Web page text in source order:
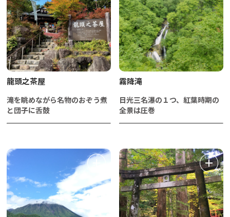
龍頭之茶屋
滝を眺めながら名物のおぞう煮
と団子に舌鼓
霧降滝
日光三名瀑の１つ、紅葉時期の
全景は圧巻